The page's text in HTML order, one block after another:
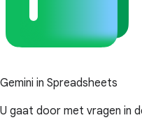
Gemini in Spreadsheets
U gaat door met vragen in